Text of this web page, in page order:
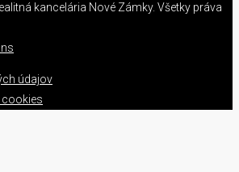
kancelária Nové Zámky. Všetky práva
údajov